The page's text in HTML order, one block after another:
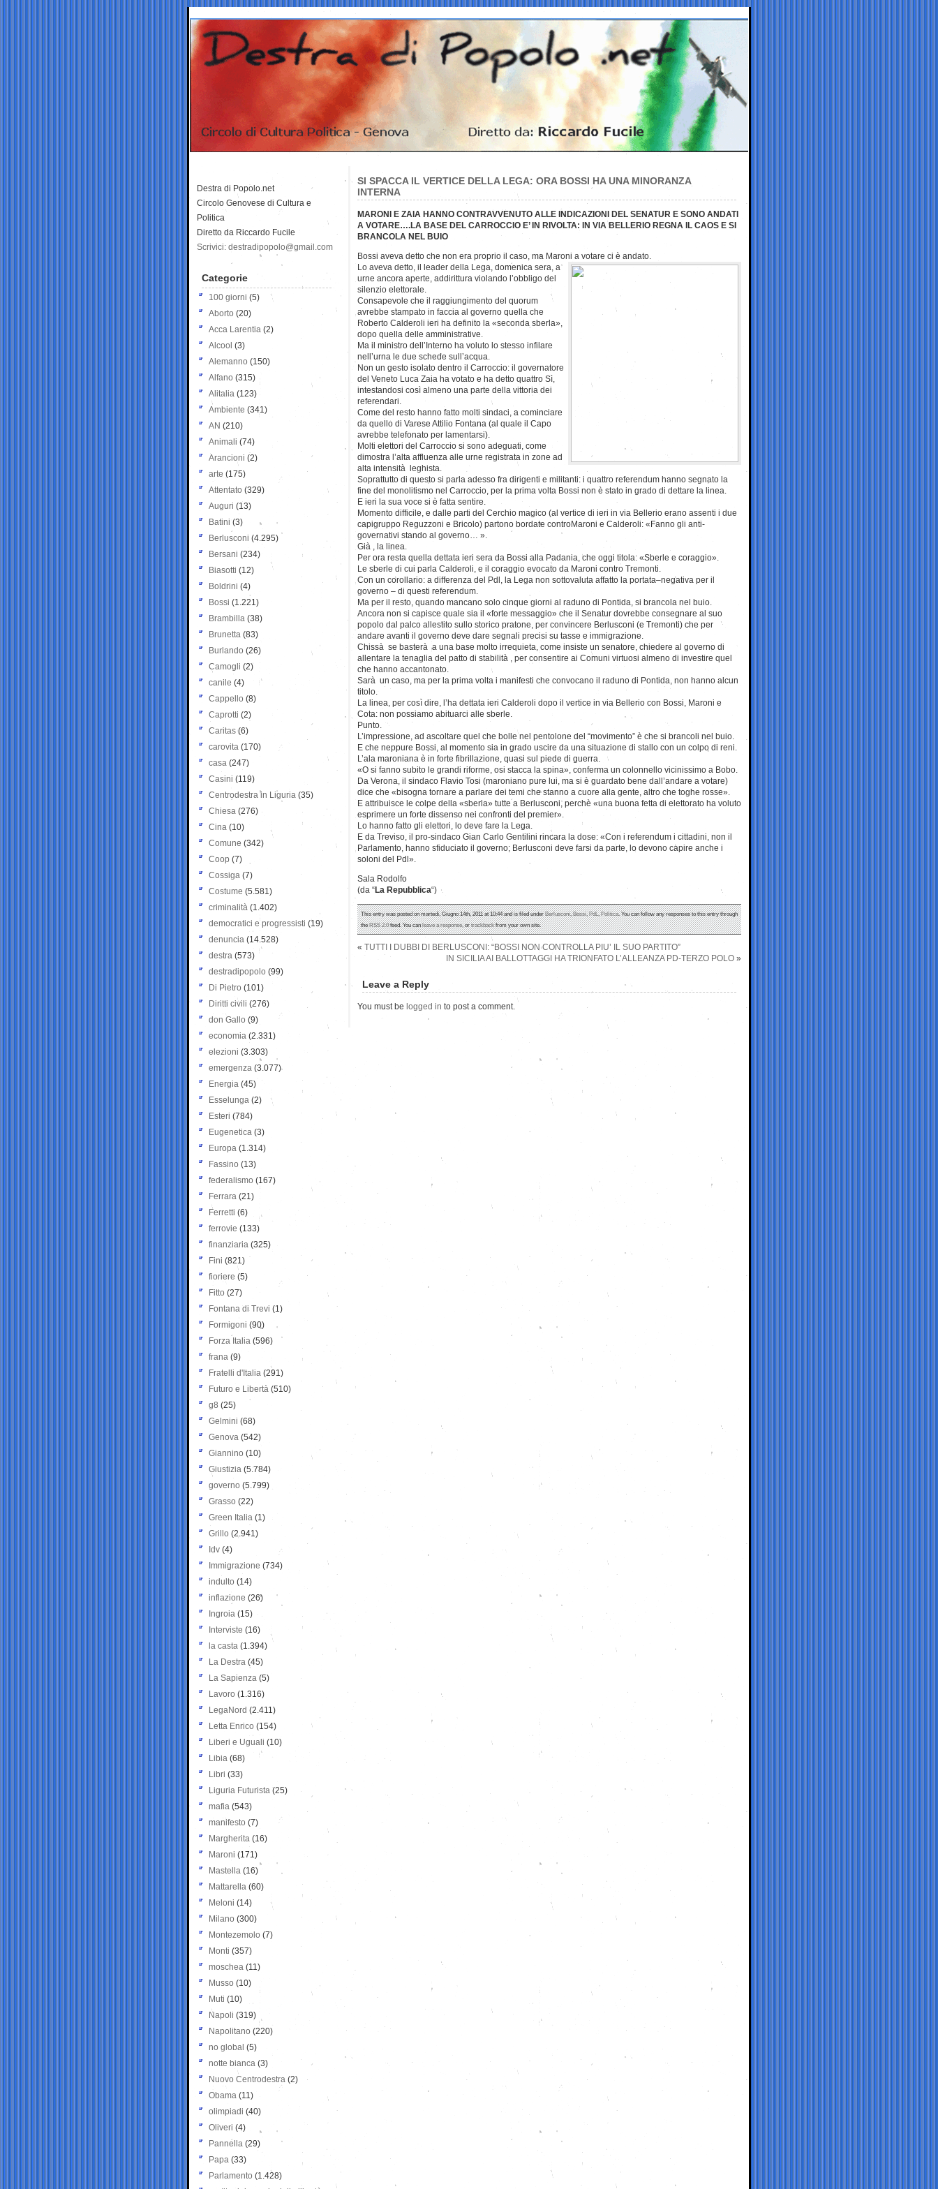
SI SPACCA IL VERTICE DELLA LEGA: ORA BOSSI HA UNA MINORANZA
INTERNA
MARONI E ZAIA HANNO CONTRAVVENUTO ALLE INDICAZIONI DEL SENATUR E SONO ANDATI
A VOTARE….LA BASE DEL CARROCCIO E’ IN RIVOLTA: IN VIA BELLERIO REGNA IL CAOS E SI
BRANCOLA NEL BUIO
Bossi aveva detto che non era proprio il caso, ma Maroni a votare ci è andato.
Lo aveva detto, il leader della Lega, domenica sera, a
urne ancora aperte, addirittura violando l’obbligo del
silenzio elettorale.
Consapevole che il raggiungimento del quorum
avrebbe stampato in faccia al governo quella che
Roberto Calderoli ieri ha definito la «seconda sberla»,
dopo quella delle amministrative.
Ma il ministro dell’Interno ha voluto lo stesso infilare
nell’urna le due schede sull’acqua.
Non un gesto isolato dentro il Carroccio: il governatore
del Veneto Luca Zaia ha votato e ha detto quattro Sì,
intestandosi così almeno una parte della vittoria dei
referendari.
Come del resto hanno fatto molti sindaci, a cominciare
da quello di Varese Attilio Fontana (al quale il Capo
avrebbe telefonato per lamentarsi).
Molti elettori del Carroccio si sono adeguati, come
dimostra l’alta affluenza alle urne registrata in zone ad
alta intensità leghista.
Soprattutto di questo si parla adesso fra dirigenti e militanti: i quattro referendum hanno segnato la
fine del monolitismo nel Carroccio, per la prima volta Bossi non è stato in grado di dettare la linea.
E ieri la sua voce si è fatta sentire.
Momento difficile, e dalle parti del Cerchio magico (al vertice di ieri in via Bellerio erano assenti i due
capigruppo Reguzzoni e Bricolo) partono bordate controMaroni e Calderoli: «Fanno gli anti-
governativi stando al governo… ».
Già , la linea.
Per ora resta quella dettata ieri sera da Bossi alla Padania, che oggi titola: «Sberle e coraggio».
Le sberle di cui parla Calderoli, e il coraggio evocato da Maroni contro Tremonti.
Con un corollario: a differenza del Pdl, la Lega non sottovaluta affatto la portata–negativa per il
governo – di questi referendum.
Ma per il resto, quando mancano solo cinque giorni al raduno di Pontida, si brancola nel buio.
Ancora non si capisce quale sia il «forte messaggio» che il Senatur dovrebbe consegnare al suo
popolo dal palco allestito sullo storico pratone, per convincere Berlusconi (e Tremonti) che per
andare avanti il governo deve dare segnali precisi su tasse e immigrazione.
Chissà se basterà a una base molto irrequieta, come insiste un senatore, chiedere al governo di
allentare la tenaglia del patto di stabilità , per consentire ai Comuni virtuosi almeno di investire quel
che hanno accantonato.
Sarà un caso, ma per la prima volta i manifesti che convocano il raduno di Pontida, non hanno alcun
titolo.
La linea, per così dire, l’ha dettata ieri Calderoli dopo il vertice in via Bellerio con Bossi, Maroni e
Cota: non possiamo abituarci alle sberle.
Punto.
L’impressione, ad ascoltare quel che bolle nel pentolone del “movimento” è che si brancoli nel buio.
E che neppure Bossi, al momento sia in grado uscire da una situazione di stallo con un colpo di reni.
L’ala maroniana è in forte fibrillazione, quasi sul piede di guerra.
«O si fanno subito le grandi riforme, osi stacca la spina», conferma un colonnello vicinissimo a Bobo.
Da Verona, il sindaco Flavio Tosi (maroniano pure lui, ma si è guardato bene dall’andare a votare)
dice che «bisogna tornare a parlare dei temi che stanno a cuore alla gente, altro che toghe rosse».
E attribuisce le colpe della «sberla» tutte a Berlusconi, perchè «una buona fetta di elettorato ha voluto
esprimere un forte dissenso nei confronti del premier».
Lo hanno fatto gli elettori, lo deve fare la Lega.
E da Treviso, il pro-sindaco Gian Carlo Gentilini rincara la dose: «Con i referendum i cittadini, non il
Parlamento, hanno sfiduciato il governo; Berlusconi deve farsi da parte, lo devono capire anche i
soloni del Pdl».
Sala Rodolfo
(da “La Repubblica“)
This entry was posted on martedì, Giugno 14th, 2011 at 10:44 and is filed underBerlusconi,Bossi,PdL,Politica. You can follow any responses to this entry through
theRSS 2.0feed. You canleave a response, ortrackbackfrom your own site.
« TUTTI I DUBBI DI BERLUSCONI: “BOSSI NON CONTROLLA PIU’ IL SUO PARTITO”
IN SICILIA AI BALLOTTAGGI HA TRIONFATO L’ALLEANZA PD-TERZO POLO »
Leave a Reply
You must be logged in to post a comment.
Destra di Popolo.net
Circolo Genovese di Cultura e
Politica
Diretto da Riccardo Fucile
Scrivici: destradipopolo@gmail.com
Categorie
100 giorni (5)
Aborto (20)
Acca Larentia (2)
Alcool (3)
Alemanno (150)
Alfano (315)
Alitalia (123)
Ambiente (341)
AN (210)
Animali (74)
Arancioni (2)
arte (175)
Attentato (329)
Auguri (13)
Batini (3)
Berlusconi (4.295)
Bersani (234)
Biasotti (12)
Boldrini (4)
Bossi (1.221)
Brambilla (38)
Brunetta (83)
Burlando (26)
Camogli (2)
canile (4)
Cappello (8)
Caprotti (2)
Caritas (6)
carovita (170)
casa (247)
Casini (119)
Centrodestra in Liguria (35)
Chiesa (276)
Cina (10)
Comune (342)
Coop (7)
Cossiga (7)
Costume (5.581)
criminalità (1.402)
democratici e progressisti (19)
denuncia (14.528)
destra (573)
destradipopolo (99)
Di Pietro (101)
Diritti civili (276)
don Gallo (9)
economia (2.331)
elezioni (3.303)
emergenza (3.077)
Energia (45)
Esselunga (2)
Esteri (784)
Eugenetica (3)
Europa (1.314)
Fassino (13)
federalismo (167)
Ferrara (21)
Ferretti (6)
ferrovie (133)
finanziaria (325)
Fini (821)
fioriere (5)
Fitto (27)
Fontana di Trevi (1)
Formigoni (90)
Forza Italia (596)
frana (9)
Fratelli d'Italia (291)
Futuro e Libertà (510)
g8 (25)
Gelmini (68)
Genova (542)
Giannino (10)
Giustizia (5.784)
governo (5.799)
Grasso (22)
Green Italia (1)
Grillo (2.941)
Idv (4)
Immigrazione (734)
indulto (14)
inflazione (26)
Ingroia (15)
Interviste (16)
la casta (1.394)
La Destra (45)
La Sapienza (5)
Lavoro (1.316)
LegaNord (2.411)
Letta Enrico (154)
Liberi e Uguali (10)
Libia (68)
Libri (33)
Liguria Futurista (25)
mafia (543)
manifesto (7)
Margherita (16)
Maroni (171)
Mastella (16)
Mattarella (60)
Meloni (14)
Milano (300)
Montezemolo (7)
Monti (357)
moschea (11)
Musso (10)
Muti (10)
Napoli (319)
Napolitano (220)
no global (5)
notte bianca (3)
Nuovo Centrodestra (2)
Obama (11)
olimpiadi (40)
Oliveri (4)
Pannella (29)
Papa (33)
Parlamento (1.428)